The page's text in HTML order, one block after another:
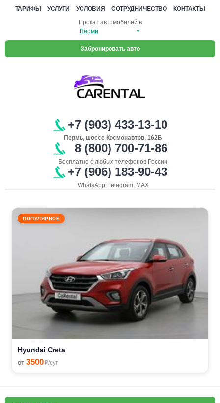
ТАРИФЫ УСЛУГИ УСЛОВИЯ СОТРУДНИЧЕСТВО
КОНТАКТЫ
Прокат автомобилей в
Забронировать авто
+7 (903) 433-13-10
Пермь, шоссе Космонавтов, 162Б
8 (800) 700-71-86
Бесплатно с любых телефонов России
+7 (906) 183-90-43
WhatsApp, Telegram, MAX
ПОПУЛЯРНОЕ
Hyundai Creta
от 3500₽/сут